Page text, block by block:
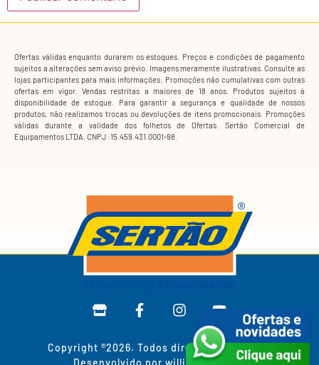
Ofertas válidas enquanto durarem os estoques. Preços e condições de pagamento
sujeitos a alterações sem aviso prévio. Imagens meramente ilustrativas. Consulte as
lojas participantes para mais informações. Promoções não cumulativas com outras
ofertas em vigor. Vendas restritas a maiores de 18 anos. Produtos sujeitos à
disponibilidade de estoque. Para garantir a segurança e qualidade de nossos
produtos, não realizamos trocas ou devoluções de itens promocionais. Promoções
válidas durante a validade dos folhetos de Ofertas. Sertão Comercial de
Equipamentos LTDA. CNPJ :15.459.431.0001-98.
Copyright ®2026. Todos direitos reservados